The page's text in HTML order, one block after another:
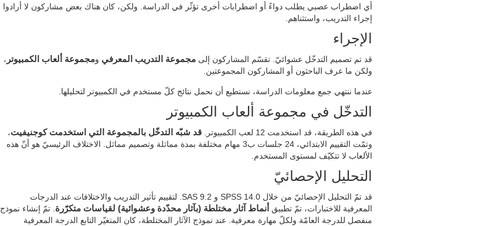
أي اضطراب عصبي يطلب دواءً أو اضطرابات أخرى تؤثّر في الدراسة. ولكن، كان هناك بعض مشاركون لا أرادوا
إجراء التدريب، واستثناهم.
الإجراء
قد تم تصميم التدخّل عشوائيّ. تقسّم المشاركون إلى مجموعة التدريب المعرفي ومجموعة ألعاب الكمبيوتر ،
ولكن ما عرف الباحثون أو المشاركون المجموعتين.
عندما ننتهي جمع معلومات الدراسة، نستطيع أن نحمل نتائج كلّ مستخدم في الكمبيوتر لتحليلها.
التدخّل في مجموعة ألعاب الكمبيوتر
في هذه الطريقة، قد استخدمت 12 لعب الكمبيوتر. قد شبّه التدخّل بالمجموعة التي استخدمت كوجنيفيت،
وتمّت التقييم الابتدائي، 24 جلسات ب3 مهام مختلفة بمدة مماثلة وتصميم مماثل. الاختلاف الرئيسيّ هو أنّ هذه
الألعاب لا تتكيّف لمستوى المستخدم.
التحليل الإحصائيّ
قد تمّ التحليل الإحصائيّ من خلال SPSS 14.0 و SAS 9.2. لتقييم تأثير التدريب والاختلافات عند الدرجات
المعرفية للاختبارات، تمّ تطبيق أنماط آثار مختلطة (بآثار محدّدة وعشوائية) لقياسات متكرّرة . تمّ إنشاء نموذج
منفصل للدرجة العامّة ولكلّ مهارة معرفية. عند نموذج الآثار المختلطة، كان المتغيّر التابع الدرجة المعرفية